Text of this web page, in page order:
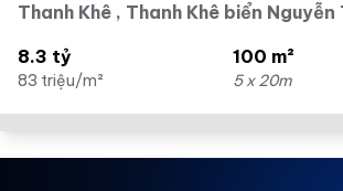
Thanh Khê , Thanh Khê biển
8.3 tỷ
83 triệu/m²
100 m²
5 x 20m